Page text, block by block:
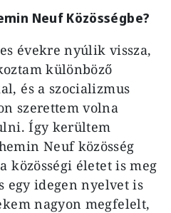
Neuf Közösségbe?
évekre nyúlik vissza,
különböző
és a szocializmus
szerettem volna
Így kerültem
Neuf közösség
közösségi életet is meg
egy idegen nyelvet is
nagyon megfelelt,